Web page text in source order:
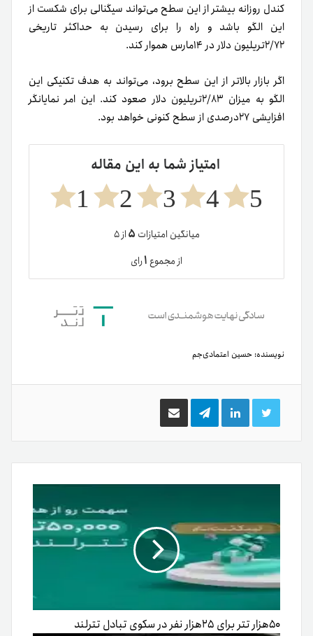
کندل روزانه بیشتر از این سطح می‌تواند سیگنالی برای شکست از
این الگو باشد و راه را برای رسیدن به حداکثر تاریخی
۲/۷۲تریلیون دلار در ۱۴مارس هموار کند.
اگر بازار بالاتر از این سطح برود، می‌تواند به هدف تکنیکی این
الگو به میزان ۲/۸۳تریلیون دلار صعود کند. این امر نمایانگر
افزایشی ۲۷‌درصدی از سطح کنونی خواهد بود.
امتیاز شما به این مقاله
5
4
3
2
1
میانگین امتیازات ۵از ۵
از مجموع۱رای
نویسنده: حسین اعتمادی‌جم
توییتر لینکدینتلگرام اشتراک
گذاری
ایمیل
۵۰هزار تتر برای ۲۵هزار نفر در سکوی تبادل تترلند